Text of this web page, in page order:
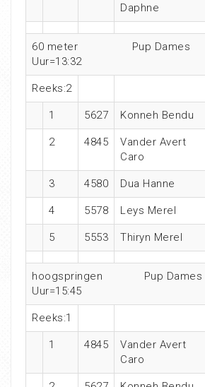
Daphne
60 meter Pup Dames
Uur=13:32
Reeks:2
1 5627 Konneh Bendu
2 4845
Vander Avert
Caro
3 4580 Dua Hanne
4 5578 Leys Merel
5 5553 Thiryn Merel
hoogspringen Pup Dames
Uur=15:45
Reeks:1
1 4845
Vander Avert
Caro